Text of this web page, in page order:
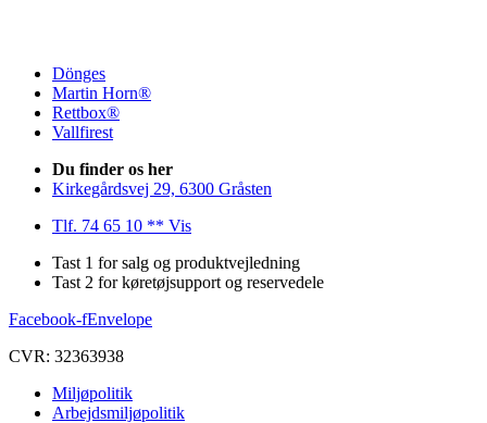
Dönges
Martin Horn®
Rettbox®
Vallfirest
Du finder os her
Kirkegårdsvej 29, 6300 Gråsten
Tlf. 74 65 10 ** Vis
Tast 1 for salg og produktvejledning
Tast 2 for køretøjsupport og reservedele
Facebook-fEnvelope
CVR: 32363938
Miljøpolitik
Arbejdsmiljøpolitik